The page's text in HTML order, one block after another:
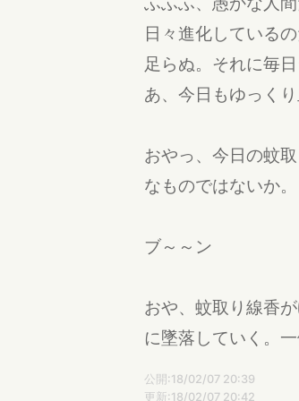
日々進化している
足らぬ。それに毎
あ、今日もゆっく
おやっ、今日の蚊
なものではないか
ブ～～ン
おや、蚊取り線香
に墜落していく。
公開:18/02/07 20:39
更新:18/02/07 20:42